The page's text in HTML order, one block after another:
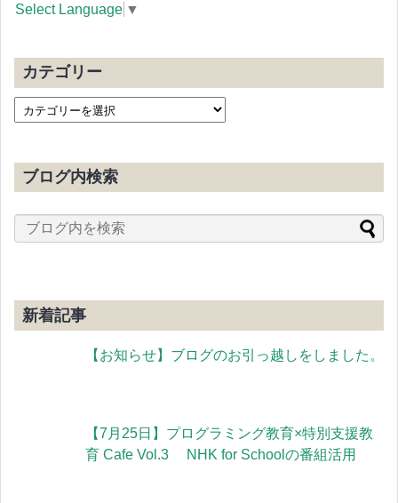
Select Language ▼
カテゴリー
ブログ内検索
新着記事
【お知らせ】ブログのお引っ越しをしました。
【7月25日】プログラミング教育×特別支援教
育 Cafe Vol.3 NHK for Schoolの番組活用